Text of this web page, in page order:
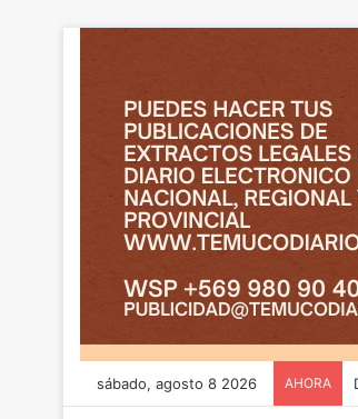
sábado, agosto 8 2026 AHORA